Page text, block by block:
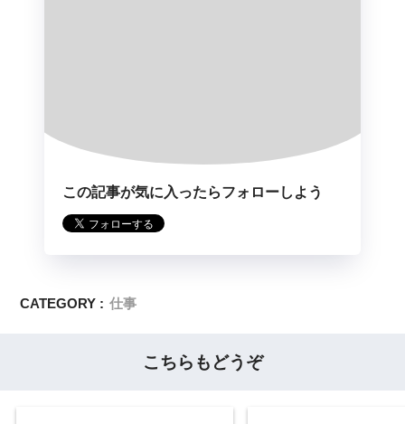
この記事が気に入ったらフォローしよう
CATEGORY : 仕事
こちらもどうぞ